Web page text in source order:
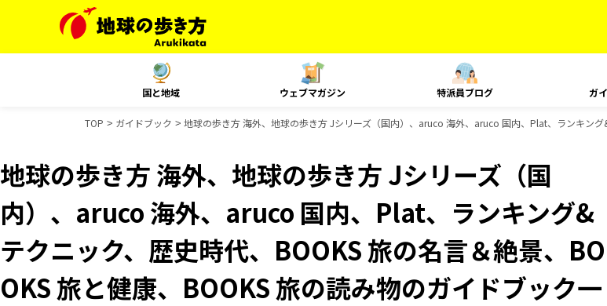
国と地域 ウェブマガジン 特派員ブログ ガ
TOP ガイドブック 地球の歩き方 海外、地球の歩き方 Jシリーズ（国内）、aruco 海外、aruco 国内、Plat、ランキン
地球の歩き方 海外、地球の歩き方 Jシリーズ（国
内）、aruco 海外、aruco 国内、Plat、ランキング&
テクニック、歴史時代、BOOKS 旅の名言＆絶景、BO
OKS 旅と健康、BOOKS 旅の読み物のガイドブック一